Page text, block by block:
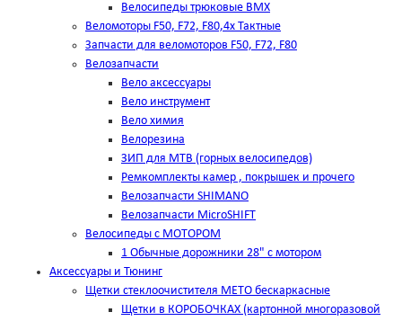
Велосипеды трюковые BMX
Веломоторы F50, F72, F80,4х Тактные
Запчасти для веломоторов F50, F72, F80
Велозапчасти
Вело аксессуары
Вело инструмент
Вело химия
Велорезина
ЗИП для MTB (горных велосипедов)
Ремкомплекты камер , покрышек и прочего
Велозапчасти SHIMANO
Велозапчасти MicroSHIFT
Велосипеды с МОТОРОМ
1 Обычные дорожники 28" с мотором
Аксессуары и Тюнинг
Щетки стеклоочистителя METO бескаркасные
Щетки в КОРОБОЧКАХ (картонной многоразовой